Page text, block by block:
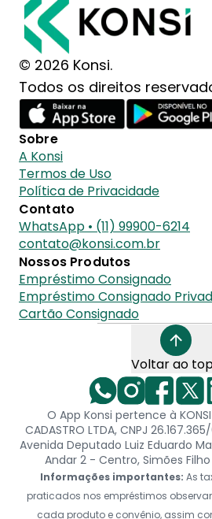
© 2026 Konsi.
Todos os direitos
Sobre
A Konsi
Termos de Uso
Política de Privacidade
Contato
WhatsApp • (11) 99900-6214
contato@konsi.com.br
Nossos Produtos
Empréstimo Consignado
Empréstimo Consignado
Cartão Consignado
Voltar ao
O App Konsi pertence à KONSI
CADASTRO LTDA, CNPJ
Avenida Deputado Luiz Eduardo
Andar 2 - Centro, Simões
Informações importantes: As
praticados nos empréstimos
cada produto e convênio, assim